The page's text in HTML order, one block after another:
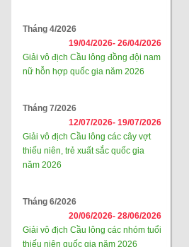
Tháng 4/2026
19/04/2026- 26/04/2026
Giải vô địch Cầu lông đồng đội nam
nữ hỗn hợp quốc gia năm 2026
Tháng 7/2026
12/07/2026- 19/07/2026
Giải vô địch Cầu lông các cây vợt
thiếu niên, trẻ xuất sắc quốc gia
năm 2026
Tháng 6/2026
20/06/2026- 28/06/2026
Giải vô địch Cầu lông các nhóm tuổi
thiếu niên quốc gia năm 2026